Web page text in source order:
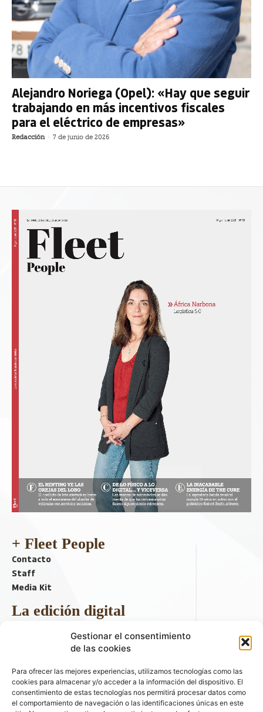
Gestionar el consentimiento
de las cookies
Para ofrecer las mejores experiencias, utilizamos tecnologías como las
cookies para almacenar y/o acceder a la información del dispositivo. El
consentimiento de estas tecnologías nos permitirá procesar datos como
el comportamiento de navegación o las identificaciones únicas en este
Alejandro Noriega (Opel): «Hay que seguir
trabajando en más incentivos fiscales
para el eléctrico de empresas»
Redacción - 7 de junio de 2026
+ Fleet People
Contacto
Staff
Media Kit
La edición digital
Descargar último ejemplar
ir a hemeroteca
+ Contenido en redes sociales